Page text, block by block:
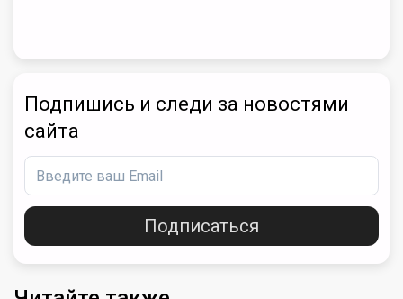
Подпишись и следи за новостями
сайта
Подписаться